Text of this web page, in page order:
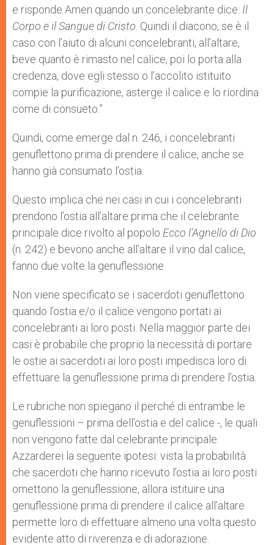
e risponde Amen quando un concelebrante dice: Il
Corpo e il Sangue di Cristo . Quindi il diacono, se è il
caso con l’aiuto di alcuni concelebranti, all’altare,
beve quanto è rimasto nel calice, poi lo porta alla
credenza, dove egli stesso o l’accolito istituito
compie la purificazione, asterge il calice e lo riordina
come di consueto.”
Quindi, come emerge dal n. 246, i concelebranti
genuflettono prima di prendere il calice, anche se
hanno già consumato l’ostia.
Questo implica che nei casi in cui i concelebranti
prendono l’ostia all’altare prima che il celebrante
principale dice rivolto al popolo Ecco l’Agnello di Dio
(n. 242) e bevono anche all’altare il vino dal calice,
fanno due volte la genuflessione.
Non viene specificato se i sacerdoti genuflettono
quando l’ostia e/o il calice vengono portati ai
concelebranti ai loro posti. Nella maggior parte dei
casi è probabile che proprio la necessità di portare
le ostie ai sacerdoti ai loro posti impedisca loro di
effettuare la genuflessione prima di prendere l’ostia.
Le rubriche non spiegano il perché di entrambe le
genuflessioni – prima dell’ostia e del calice -, le quali
non vengono fatte dal celebrante principale.
Azzarderei la seguente ipotesi: vista la probabilità
che sacerdoti che hanno ricevuto l’ostia ai loro posti
omettono la genuflessione, allora istituire una
genuflessione prima di prendere il calice all’altare
permette loro di effettuare almeno una volta questo
evidente atto di riverenza e di adorazione.